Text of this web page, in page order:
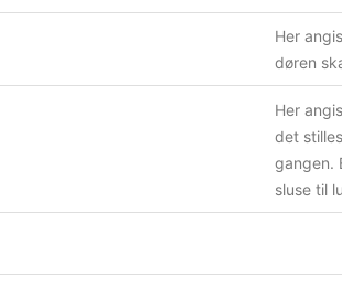
Her
døren
Her
det
gangen.
sluse til